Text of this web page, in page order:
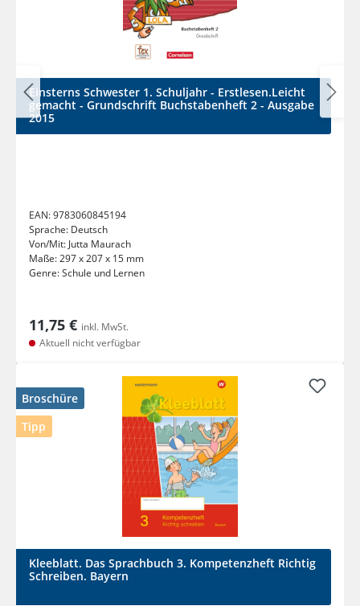
Einsterns Schwester 1. Schuljahr - Erstlesen.Leicht
gemacht - Grundschrift Buchstabenheft 2 - Ausgabe
2015
EAN:9783060845194
Sprache: Deutsch
Von/Mit: Jutta Maurach
Maße:297 x 207 x 15 mm
Genre:Schule und Lernen
11,75 € inkl. MwSt.
Aktuell nicht verfügbar
Broschüre
Tipp
Kleeblatt. Das Sprachbuch 3. Kompetenzheft Richtig
Schreiben. Bayern